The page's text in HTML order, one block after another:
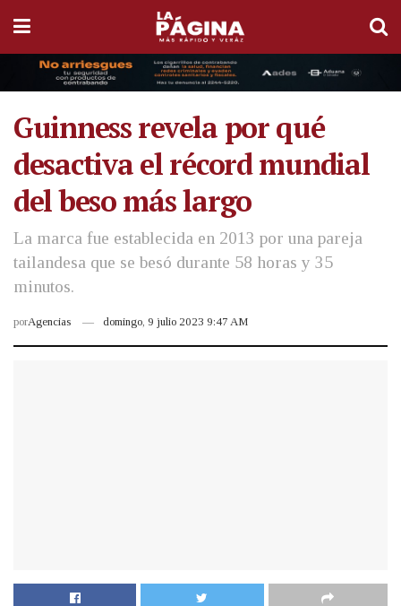
Guinness revela por qué
desactiva el récord mundial
del beso más largo
La marca fue establecida en 2013 por una pareja
tailandesa que se besó durante 58 horas y 35
minutos.
porAgencias domingo, 9 julio 2023 9:47 AM